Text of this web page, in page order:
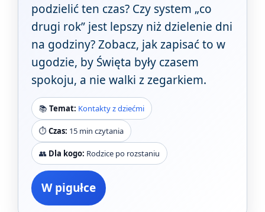
podzielić ten czas? Czy system „co
drugi rok” jest lepszy niż dzielenie dni
na godziny? Zobacz, jak zapisać to w
ugodzie, by Święta były czasem
spokoju, a nie walki z zegarkiem.
📚Temat: Kontakty z dziećmi
⏱️ Czas: 15 min czytania
👥 Dla kogo: Rodzice po rozstaniu
W pigułce